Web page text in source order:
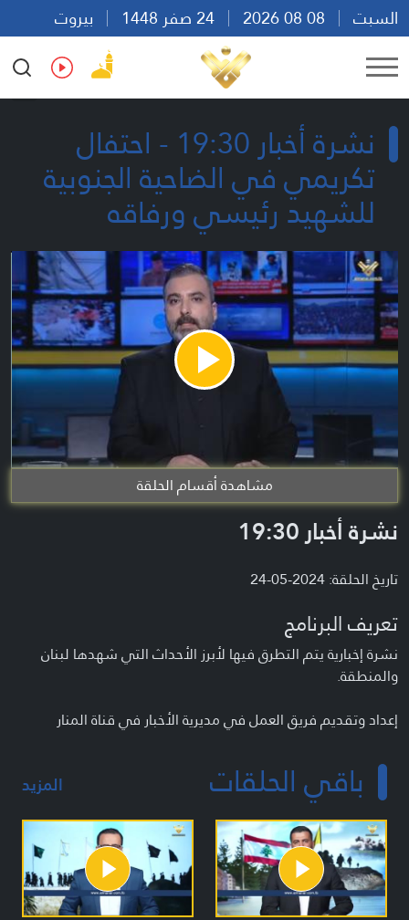
السبت
بيروت
21:31
Ar En Fr Es
نشرة أخبار 19:30 - احتفال
تكريمي في الضاحية الجنوبية
للشهيد رئيسي ورفاقه
Play
Video
مشاهدة أقسام الحلقة
نشرة أخبار 19:30
تاريخ الحلقة: 2024-05-24
تعريف البرنامج
نشرة إخبارية يتم التطرق فيها لأبرز الأحداث التي شهدها لبنان
والمنطقة.
إعداد وتقديم فريق العمل في مديرية الأخبار في قناة المنار
باقي الحلقات المزيد